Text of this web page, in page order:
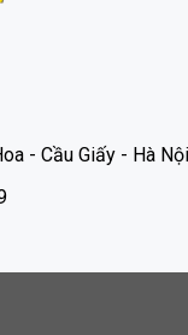
- Cầu Giấy - Hà